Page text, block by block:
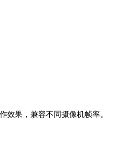
效果，兼容不同摄像机帧率。